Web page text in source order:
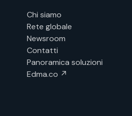
Chi siamo
Rete globale
Newsroom
Contatti
Panoramica soluzioni
Edma.co ↗